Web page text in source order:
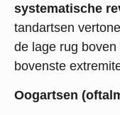
systematische
tandartsen
de lage rug
bovenste
Oogartsen